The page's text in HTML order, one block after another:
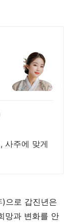
사주에 맞게
으로 갑진년은
망과 변화를 안